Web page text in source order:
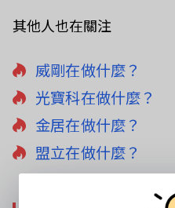
其他人也在關注
威剛在做什麼？
光寶科在做什麼？
金居在做什麼？
盟立在做什麼？